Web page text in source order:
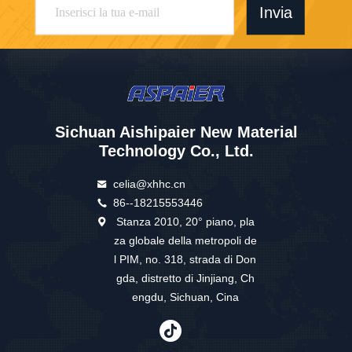
Invia
Sichuan Aishipaier New Material
Technology Co., Ltd.
celia@xhhc.cn
86--18215553446
Stanza 2010, 20° piano, pla
za globale della metropoli de
l PIM, no. 318, strada di Don
gda, distretto di Jinjiang, Ch
engdu, Sichuan, Cina